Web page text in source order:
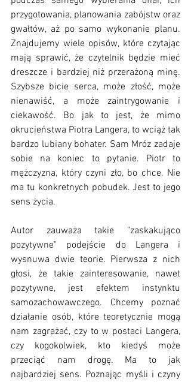
przygotowania, planowania zabójstw oraz
gwałtów, aż po samo wykonanie planu.
Znajdujemy wiele opisów, które czytając
mają sprawić, że czytelnik będzie mieć
dreszcze i bardziej niż przerażoną minę.
Szybsze bicie serca, może złość, może
nienawiść, a może zaintrygowanie i
ciekawość. Bo jak to jest, że mimo
okrucieństwa Piotra Langera, to wciąż tak
bardzo lubiany bohater. Sam Mróz zadaje
sobie na koniec to pytanie. Piotr to
mężczyzna, który czyni zło, bo chce. Nie
ma tu konkretnych pobudek. Jest to jego
sens życia.
Autor zauważa takie "zaskakująco
pozytywne" podejście do Langera i
wysnuwa dwie teorie. Pierwsza z nich
głosi, że takie zainteresowanie, nawet
pozytywne, jest efektem instynktu
samozachowawczego. Chcemy poznać
działanie osób, które teoretycznie mogą
nam zagrażać, czy to w postaci Langera,
czy kogokolwiek, kto kiedyś może
przeciąć nam drogę. Ma to jak
najbardziej sens. Poznając myśli i czyny